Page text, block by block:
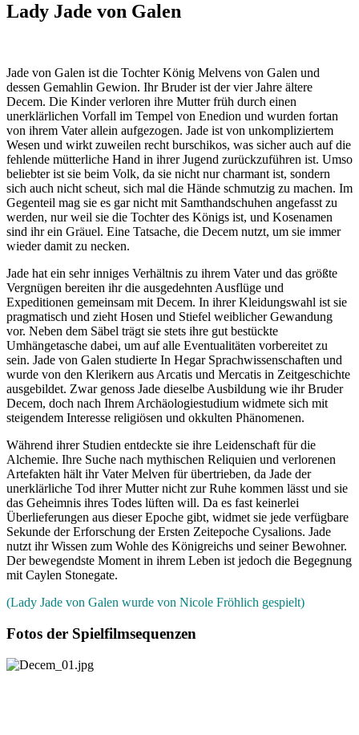
Lady Jade von Galen
Jade von Galen ist die Tochter König Melvens von Galen und
dessen Gemahlin Gewion. Ihr Bruder ist der vier Jahre ältere
Decem. Die Kinder verloren ihre Mutter früh durch einen
unerklärlichen Vorfall im Tempel von Enedion und wurden fortan
von ihrem Vater allein aufgezogen. Jade ist von unkompliziertem
Wesen und wirkt zuweilen recht burschikos, was sicher auch auf die
fehlende mütterliche Hand in ihrer Jugend zurückzuführen ist. Umso
beliebter ist sie beim Volk, da sie nicht nur charmant ist, sondern
sich auch nicht scheut, sich mal die Hände schmutzig zu machen. Im
Gegenteil mag sie es gar nicht mit Samthandschuhen angefasst zu
werden, nur weil sie die Tochter des Königs ist, und Kosenamen
sind ihr ein Gräuel. Eine Tatsache, die Decem nutzt, um sie immer
wieder damit zu necken.
Jade hat ein sehr inniges Verhältnis zu ihrem Vater und das größte
Vergnügen bereiten ihr die ausgedehnten Ausflüge und
Expeditionen gemeinsam mit Decem. In ihrer Kleidungswahl ist sie
pragmatisch und zieht Hosen und Stiefel weiblicher Gewandung
vor. Neben dem Säbel trägt sie stets ihre gut bestückte
Umhängetasche dabei, um auf alle Eventualitäten vorbereitet zu
sein. Jade von Galen studierte In Hegar Sprachwissenschaften und
wurde von den Klerikern aus Arcatis und Mercatis in Zeitgeschichte
ausgebildet. Zwar genoss Jade dieselbe Ausbildung wie ihr Bruder
Decem, doch nach Ihrem Archäologiestudium widmete sich mit
steigendem Interesse religiösen und okkulten Phänomenen.
Während ihrer Studien entdeckte sie ihre Leidenschaft für die
Alchemie. Ihre Suche nach mythischen Reliquien und verlorenen
Artefakten hält ihr Vater Melven für übertrieben, da Jade der
unerklärliche Tod ihrer Mutter nicht zur Ruhe kommen lässt und sie
das Geheimnis ihres Todes lüften will. Da es fast keinerlei
Überlieferungen aus dieser Epoche gibt, widmet sie jede verfügbare
Sekunde der Erforschung der Ersten Zeitepoche Cysalions. Jade
nutzt ihr Wissen zum Wohle des Königreichs und seiner Bewohner.
Der bewegendste Moment in ihrem Leben ist jedoch die Begegnung
mit Caylen Stonegate.
(Lady Jade von Galen wurde von Nicole Fröhlich gespielt)
Fotos der Spielfilmsequenzen